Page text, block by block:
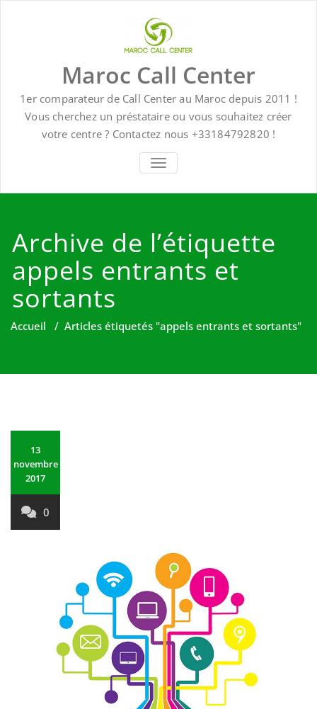
Maroc Call Center
1er comparateur de Call Center au Maroc depuis 2011 !
Vous cherchez un préstataire ou vous souhaitez créer
votre centre ? Contactez nous +33184792820 !
TOGGLE NAVIGATION
Archive de l’étiquette
appels entrants et
sortants
Accueil / Articles étiquetés "appels entrants et sortants"
13
novembre
2017
0